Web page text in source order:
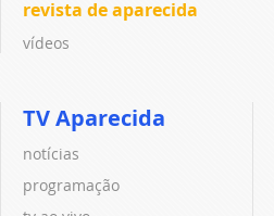
revista de aparecida
vídeos
TV Aparecida
notícias
programação